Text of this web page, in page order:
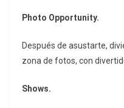
Photo Opportunity.
Después de asustarte,
zona de fotos, con
Shows.